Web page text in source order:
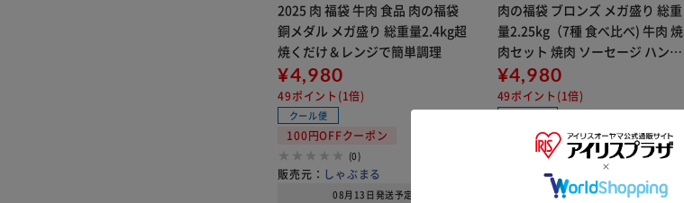
2025 肉 福袋 牛肉 食品 肉の福袋
銅メダル メガ盛り 総重量2.4kg超
焼くだけ＆レンジで簡単調理
¥4,980
49ポイント(1倍)
クール便
100円OFFクーポン
(0)
販売元： しゃぶまる
08月13日発送予定
肉の福袋 ブロンズ メガ盛り 総重
量2.25kg（7種 食べ比べ) 牛肉 焼
肉セット 焼肉 ソーセージ ハンバ
ーグ 爆買
¥4,980
49ポイント(1倍)
100円OFFクーポン
(0)
しゃぶまる
08月13日発送予定
※ご確認ください